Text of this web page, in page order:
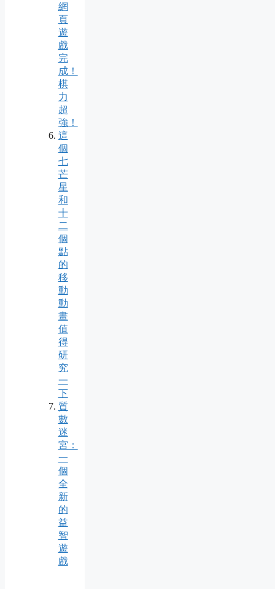
網
頁
遊
戲
完
成！
棋
力
超
強！
這
個
七
芒
星
和
十
二
個
點
的
移
動
動
畫
值
得
研
究
一
下
質
數
迷
宮：
一
個
全
新
的
益
智
遊
戲